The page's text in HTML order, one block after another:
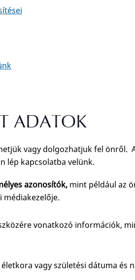
ADATOK
vagy dolgozhatjuk fel
lép kapcsolatba velünk.
azonosítók, mint például az
médiakezelője.
vonatkozó információk,
vagy születési dátuma és